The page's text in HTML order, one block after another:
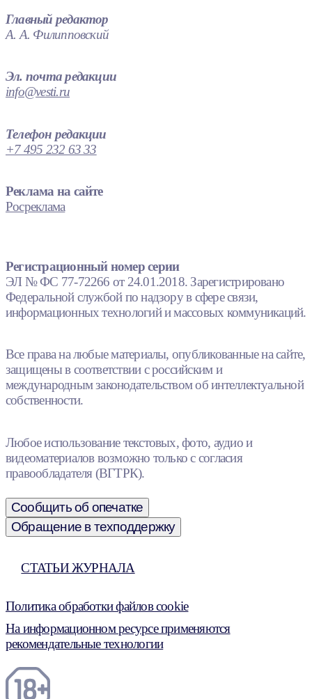
Главный редактор
А. А. Филипповский
Эл. почта редакции
info@vesti.ru
Телефон редакции
+7 495 232 63 33
Реклама на сайте
Росреклама
Регистрационный номер серии
ЭЛ № ФС 77-72266 от 24.01.2018. Зарегистрировано
Федеральной службой по надзору в сфере связи,
информационных технологий и массовых коммуникаций.
Все права на любые материалы, опубликованные на сайте,
защищены в соответствии с российским и
международным законодательством об интеллектуальной
собственности.
Любое использование текстовых, фото, аудио и
видеоматериалов возможно только с согласия
правообладателя (ВГТРК).
Сообщить об опечатке
Обращение в техподдержку
СТАТЬИ ЖУРНАЛА
Политика обработки файлов cookie
На информационном ресурсе применяются
рекомендательные технологии